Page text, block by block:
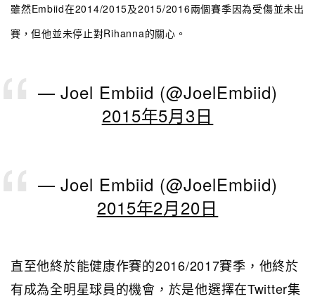
雖然Embiid在2014/2015及2015/2016兩個賽季因為受傷並未出
賽，但他並未停止對Rihanna的關心。
— Joel Embiid (@JoelEmbiid)
2015年5月3日
— Joel Embiid (@JoelEmbiid)
2015年2月20日
直至他終於能健康作賽的2016/2017賽季，他終於
有成為全明星球員的機會，於是他選擇在Twitter集